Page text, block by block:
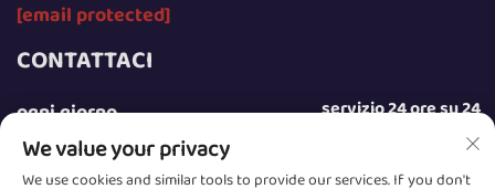
[email protected]
CONTATTACI
ogni giorno servizio 24 ore su 24
We value your privacy
We use cookies and similar tools to provide our services. If you don't